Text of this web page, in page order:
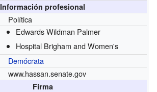
Información profesional
Política
Edwards Wildman Palmer
Hospital Brigham and Women's
Demócrata
www.hassan.senate.gov
Firma